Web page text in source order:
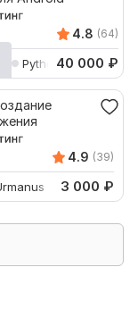
4.8 (64)
Python_Senior
40 000 ₽
4.9 (39)
3 000 ₽